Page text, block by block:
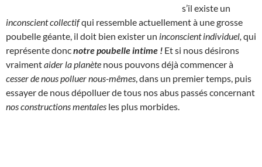
s’il existe un
inconscient collectifqui ressemble actuellement à une grosse
poubelle géante, il doit bien exister un inconscient individuel, qui
représente doncnotre poubelle intime ! Et si nous désirons
vraimentaider la planète nous pouvons déjà commencer à
cesser de nous polluer nous-mêmes , dans un premier temps, puis
essayer de nous dépolluer de tous nos abus passés concernant
nos constructions mentales les plus morbides.